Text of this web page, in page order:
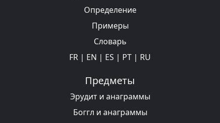
Определение
Примеры
Словарь
FR | EN | ES | PT | RU
Предметы
Эрудит и анаграммы
Боггл и анаграммы